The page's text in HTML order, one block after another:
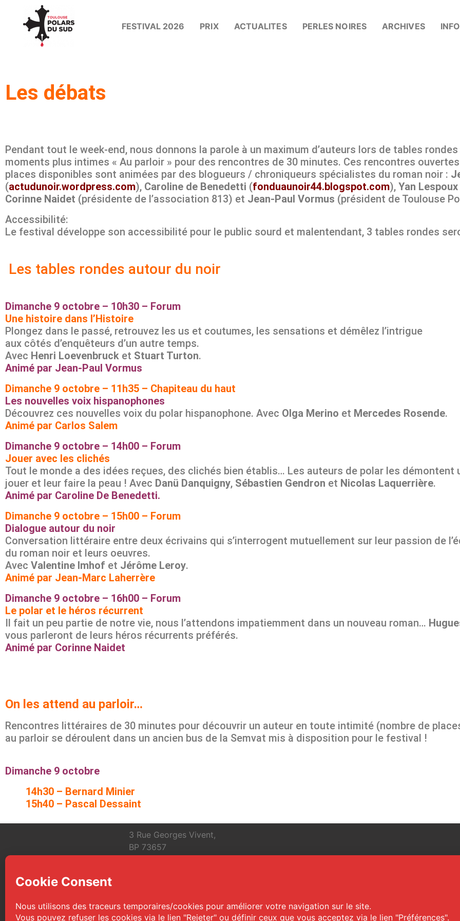
FESTIVAL 2026 PRIX ACTUALITES PERLES NOIRES ARCHIVES
Les débats
Pendant tout le week-end, nous donnons la parole à un maximum d’auteurs lors de tables rondes
moments plus intimes « Au parloir » pour des rencontres de 30 minutes. Ces rencontres
places disponibles sont animées par des blogueurs / chroniqueurs spécialistes du roman noir :
(actudunoir.wordpress.com), Caroline de Benedetti (fonduaunoir44.blogspot.com), Yan Lespoux
Corinne Naidet (présidente de l’association 813) et Jean-Paul Vormus (président de Toulouse
Accessibilité:
Le festival développe son accessibilité pour le public sourd et malentendant, 3 tables rondes
Les tables rondes autour du noir
Dimanche 9 octobre – 10h30 – Forum
Une histoire dans l’Histoire
Plongez dans le passé, retrouvez les us et coutumes, les sensations et démêlez l’intrigue
aux côtés d’enquêteurs d’un autre temps.
Avec Henri Loevenbruck et Stuart Turton.
Animé par Jean-Paul Vormus
Dimanche 9 octobre – 11h35 – Chapiteau du haut
Les nouvelles voix hispanophones
Découvrez ces nouvelles voix du polar hispanophone. Avec Olga Merino et Mercedes Rosende.
Animé par Carlos Salem
Dimanche 9 octobre – 14h00 – Forum
Jouer avec les clichés
Tout le monde a des idées reçues, des clichés bien établis… Les auteurs de polar les démontent
jouer et leur faire la peau ! Avec Danü Danquigny, Sébastien Gendron et Nicolas Laquerrière.
Animé par Caroline De Benedetti.
Dimanche 9 octobre – 15h00 – Forum
Dialogue autour du noir
Conversation littéraire entre deux écrivains qui s’interrogent mutuellement sur leur passion de
du roman noir et leurs oeuvres.
Avec Valentine Imhof et Jérôme Leroy.
Animé par Jean-Marc Laherrère
Dimanche 9 octobre – 16h00 – Forum
Le polar et le héros récurrent
Il fait un peu partie de notre vie, nous l’attendons impatiemment dans un nouveau roman…
vous parleront de leurs héros récurrents préférés.
Animé par Corinne Naidet
On les attend au parloir…
Rencontres littéraires de 30 minutes pour découvrir un auteur en toute intimité (nombre de
au parloir se déroulent dans un ancien bus de la Semvat mis à disposition pour le festival !
Dimanche 9 octobre
14h30 – Bernard Minier
15h40 – Pascal Dessaint
3 Rue Georges Vivent,
BP 73657